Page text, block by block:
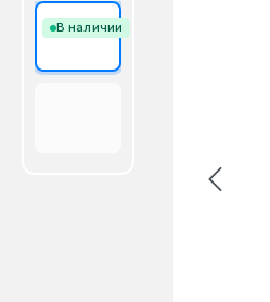
В наличии